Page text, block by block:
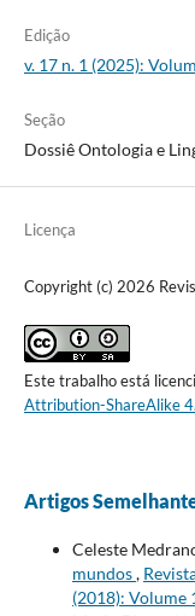
Edição
v. 17 n. 1 (2025):
Seção
Dossiê Ontologia e
Licença
Copyright (c) 2026
Este trabalho está
Attribution-ShareAlike
Artigos
Celeste
mundos,
(2018): Volume